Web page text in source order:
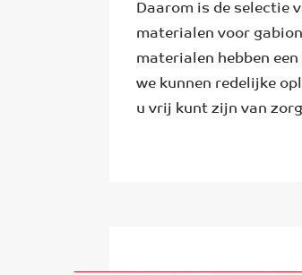
Daarom is de selectie
materialen voor
materialen hebben
we kunnen redelijke
u vrij kunt zijn van